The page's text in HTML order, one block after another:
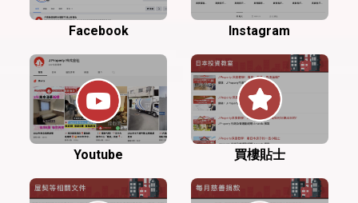
Facebook Instagram
Youtube 買樓貼士